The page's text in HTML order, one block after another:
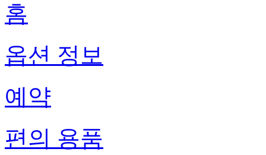
홈
옵션 정보
예약
편의 용품